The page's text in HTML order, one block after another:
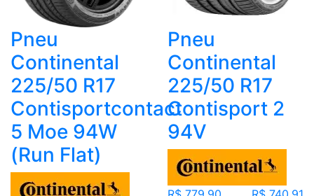
Pneu
Continental
225/50 R17
Contisportcontact
5 Moe 94W
(Run Flat)
Pneu
Continental
225/50 R17
Contisport 2
94V